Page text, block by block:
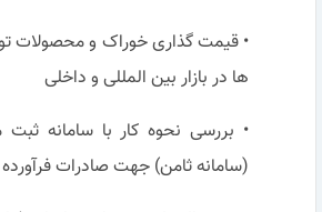
• قیمت گذاری خوراک و محصولات
ها در بازار بین المللی و داخلی
• بررسی نحوه کار با سامانه
(سامانه ثامن) جهت صادرات